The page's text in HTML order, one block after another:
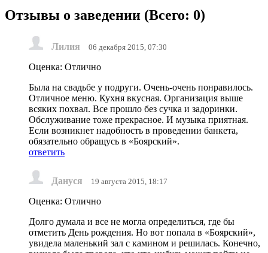
Отзывы о заведении (Всего: 0)
Лилия 06 декабря 2015, 07:30
Оценка: Отлично
Была на свадьбе у подруги. Очень-очень понравилось.
Отличное меню. Кухня вкусная. Организация выше
всяких похвал. Все прошло без сучка и задоринки.
Обслуживание тоже прекрасное. И музыка приятная.
Если возникнет надобность в проведении банкета,
обязательно обращусь в «Боярский».
ответить
Дануся 19 августа 2015, 18:17
Оценка: Отлично
Долго думала и все не могла определиться, где бы
отметить День рождения. Но вот попала в «Боярский»,
увидела маленький зал с камином и решилась. Конечно,